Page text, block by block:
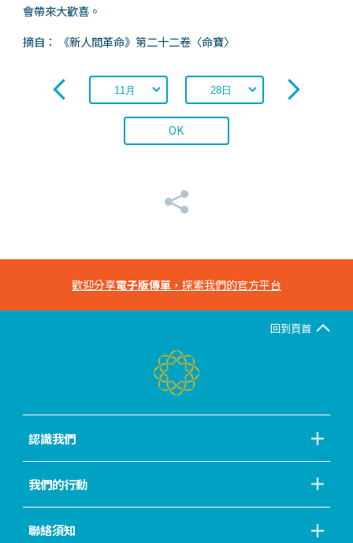
會帶來大歡喜。
摘自： 《新人間革命》第二十二卷〈命寶〉
OK
歡迎分享電子版傳單 ，探索我們的官方平台
回到頁首
認識我們
我們的行動
聯絡須知